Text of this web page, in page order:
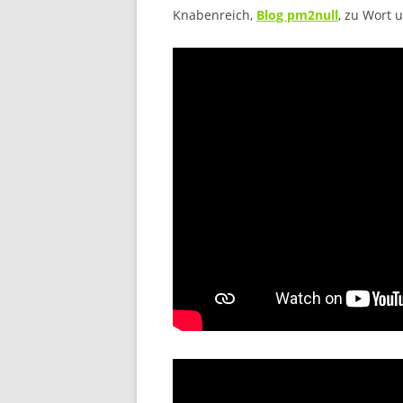
Knabenreich, Blog pm2null, zu Wort